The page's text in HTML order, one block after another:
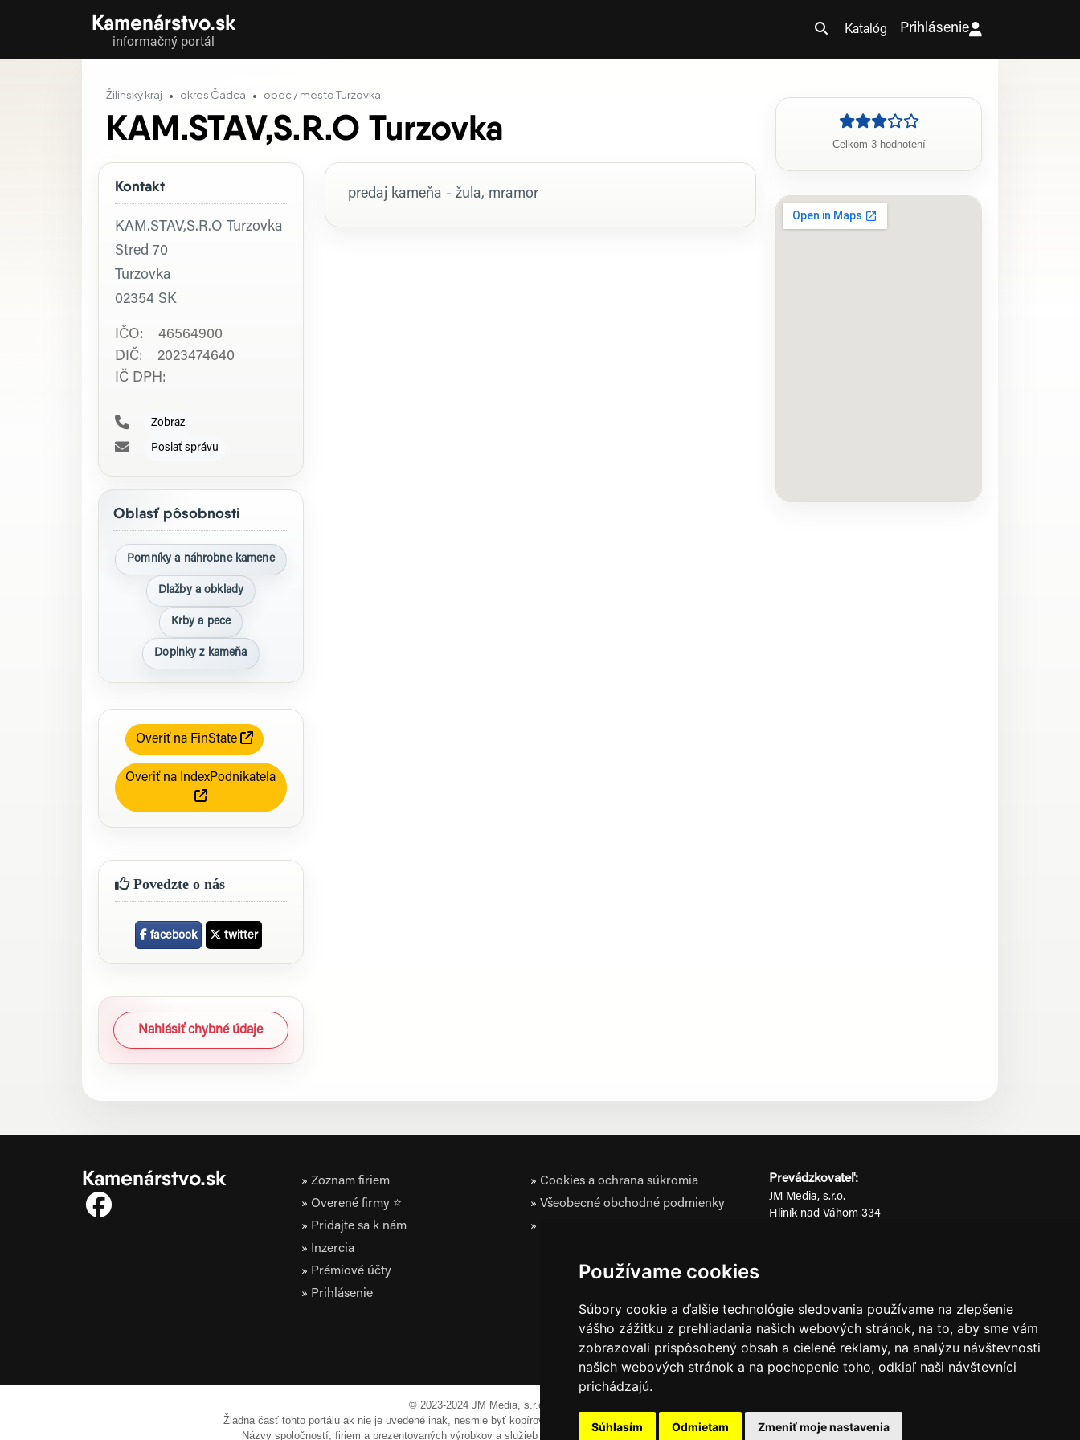
Používame cookies
Súbory cookie a ďalšie technológie sledovania používame na zlepšenie
vášho zážitku z prehliadania našich webových stránok, na to, aby sme vám
zobrazovali prispôsobený obsah a cielené reklamy, na analýzu návštevnosti
našich webových stránok a na pochopenie toho, odkiaľ naši návštevníci
prichádzajú.
Súhlasím Odmietam Zmeniť moje nastavenia
Kamenárstvo.sk
informačný portál
Katalóg Prihlásenie
Žilinský kraj okres Čadca obec / mesto Turzovka
KAM.STAV,S.R.O Turzovka
Kontakt
KAM.STAV,S.R.O Turzovka
Stred 70
Turzovka
02354 SK
IČO: 46564900
DIČ: 2023474640
IČ DPH:
Zobraz
Poslať správu
Oblasť pôsobnosti
Pomníky a náhrobne kamene
Dlažby a obklady
Krby a pece
Doplnky z kameňa
Overiť na FinState
Overiť na IndexPodnikatela
Povedzte o nás
facebook twitter
Nahlásiť chybné údaje
Profil firmy
predaj kameňa - žula, mramor
Celkom 3 hodnotení
Kamenárstvo.sk
Zoznam firiem
Overené firmy ⭐
Pridajte sa k nám
Inzercia
Prémiové účty
Prihlásenie
Cookies a ochrana súkromia
Všeobecné obchodné podmienky
Prevádzkovateľ:
JM Media, s.r.o.
Hliník nad Váhom 334
0911 955 646
© 2023-2024 JM Media, s.r.o.
Žiadna časť tohto portálu ak nie je uvedené inak, nesmie byť kopírovaná, alebo prezentovaná bez výslovného súhlasu prevádzkovateľa.
Názvy spoločností, firiem a prezentovaných výrobkov a služieb môžu byť registrovanými obchodnými známkami ich vlastníkov.